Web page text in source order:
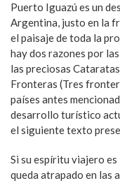
Puerto Iguazú es un
Argentina, justo en la
el paisaje de toda la
hay dos razones por
las preciosas
Fronteras (Tres
países antes
desarrollo turístico
el siguiente texto
Si su espíritu viajero
queda atrapado en las